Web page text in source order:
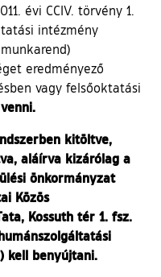
évi CCIV. törvény 1.
intézmény
eredményező
vagy felsőoktatási
kitöltve,
aláírva kizárólag a
önkormányzat
Közös
Kossuth tér 1. fsz.
kell benyújtani.